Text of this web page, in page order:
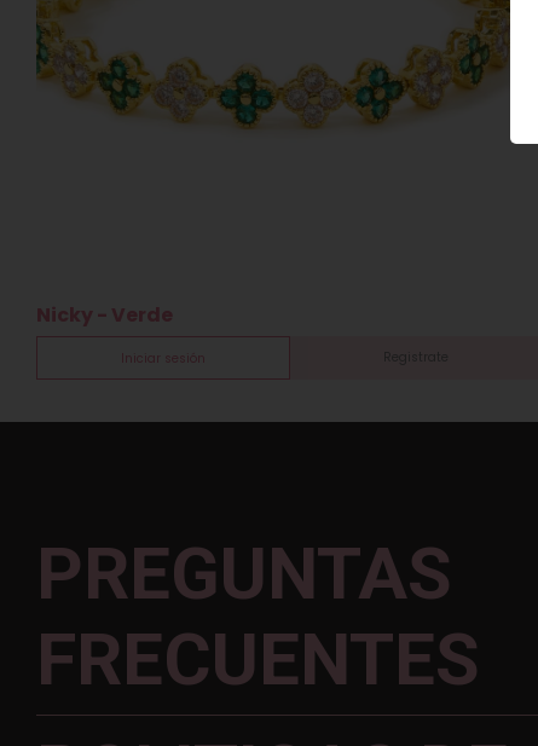
Nicky - Verde
Iniciar sesión
PREGUNTAS
FRECUENTES